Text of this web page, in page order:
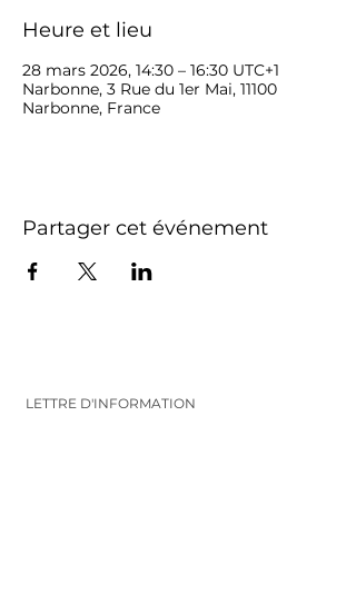
Heure et lieu
28 mars 2026, 14:30 – 16:30 UTC+1
Narbonne, 3 Rue du 1er Mai, 11100
Narbonne, France
Partager cet événement
LETTRE D'INFORMATION